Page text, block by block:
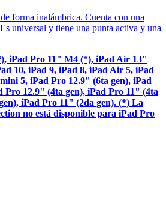
forma inalámbrica. Cuenta con una
universal y tiene una punta activa y una
iPad Pro 11" M4 (*), iPad Air 13"
10, iPad 9, iPad 8, iPad Air 5, iPad
5, iPad Pro 12.9" (6ta gen), iPad
Pro 12.9" (4ta gen), iPad Pro 11" (4ta
iPad Pro 11" (2da gen). (*) La
no está disponible para iPad Pro